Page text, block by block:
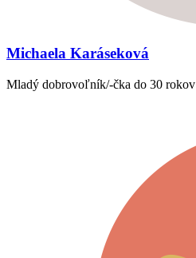
Michaela Karáseková
Mladý dobrovoľník/-čka do 30 rokov